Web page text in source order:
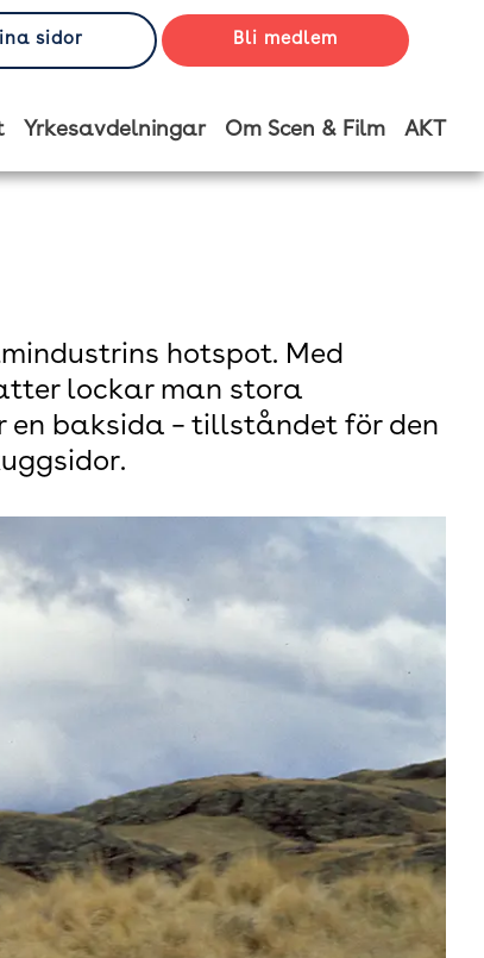
sidor Bli medlem
Yrkesavdelningar Om Scen & Film AKT
hotspot. Med
lockar man stora
en baksida – tillståndet för den